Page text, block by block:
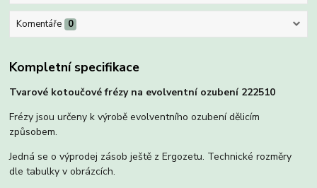
Komentáře 0
Kompletní specifikace
Tvarové kotoučové frézy na evolventní ozubení 222510
Frézy jsou určeny k výrobě evolventního ozubení dělicím
způsobem.
Jedná se o výprodej zásob ještě z Ergozetu. Technické rozměry
dle tabulky v obrázcích.